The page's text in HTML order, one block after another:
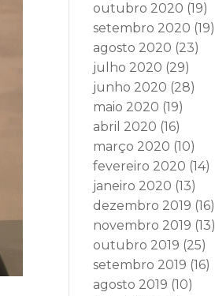
outubro 2020 (19)
setembro 2020 (19)
agosto 2020 (23)
julho 2020 (29)
junho 2020 (28)
maio 2020 (19)
abril 2020 (16)
março 2020 (10)
fevereiro 2020 (14)
janeiro 2020 (13)
dezembro 2019 (16)
novembro 2019 (13)
outubro 2019 (25)
setembro 2019 (16)
agosto 2019 (10)